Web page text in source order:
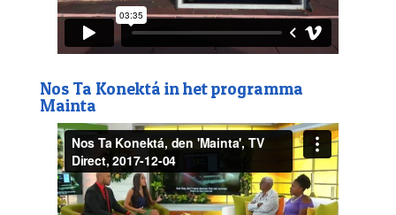
Nos Ta Konektá in het programma
Mainta